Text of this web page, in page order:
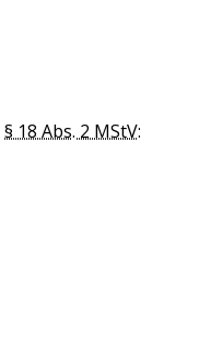
§ 18 Abs. 2 MStV: